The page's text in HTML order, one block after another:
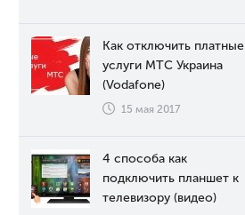
Как отключить платные
услуги МТС Украина
(Vodafone)
15 мая 2017
4 способа как
подключить планшет к
телевизору (видео)